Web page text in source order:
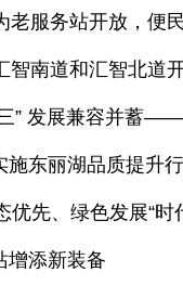
老服务站开放，便
智南道和汇智北道
施东丽湖品质提升
先、绿色发展“时
增添新装备